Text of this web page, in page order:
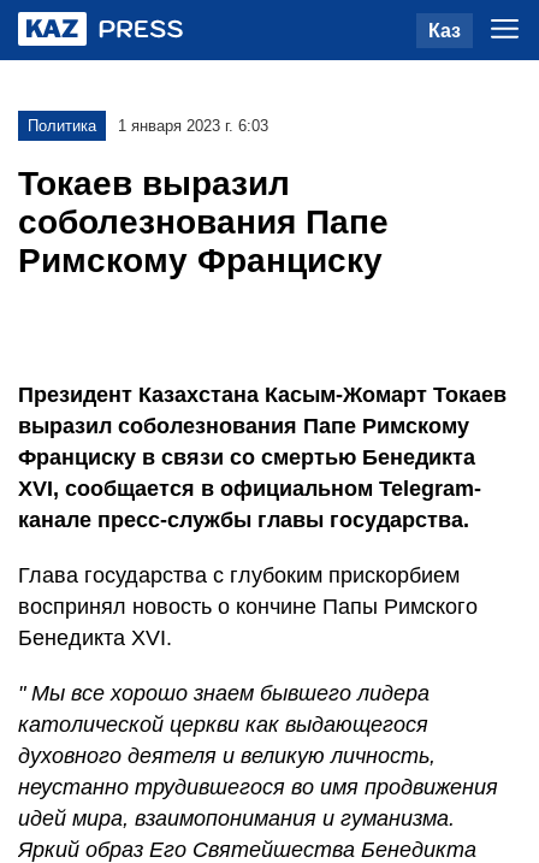
Каз
Политика 1 января 2023 г. 6:03
Токаев выразил
соболезнования Папе
Римскому Франциску
Президент Казахстана Касым-Жомарт Токаев
выразил соболезнования Папе Римскому
Франциску в связи со смертью Бенедикта
XVI, сообщается в официальном Telegram-
канале пресс-службы главы государства.
Глава государства с глубоким прискорбием
воспринял новость о кончине Папы Римского
Бенедикта XVI.
" Мы все хорошо знаем бывшего лидера
католической церкви как выдающегося
духовного деятеля и великую личность,
неустанно трудившегося во имя продвижения
идей мира, взаимопонимания и гуманизма.
Яркий образ Его Святейшества Бенедикта